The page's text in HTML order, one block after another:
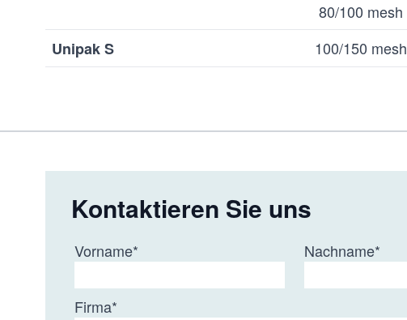
80/100 mesh
Unipak S 100/150 mesh
Kontaktieren Sie uns
Vorname* Nachname*
Firma*